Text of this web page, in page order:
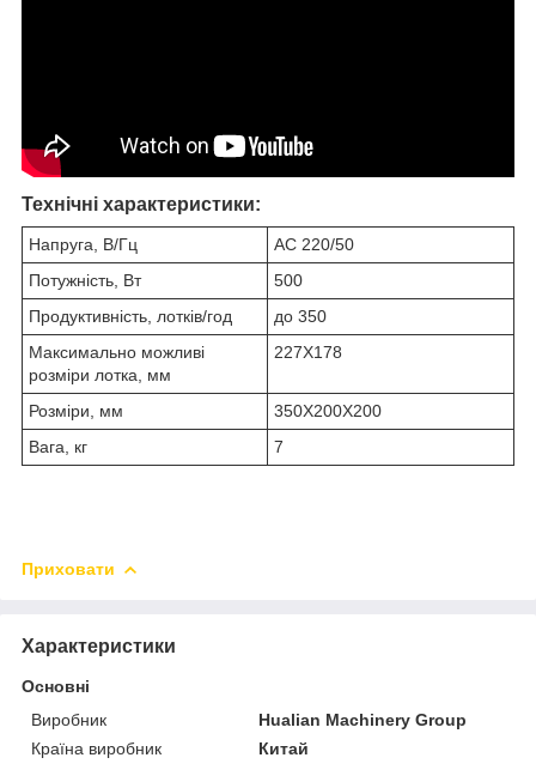
Технічні характеристики:
Напруга, В/Гц
AC 220/50
Потужність, Вт
500
Продуктивність, лотків/год
до 350
Максимально можливі
розміри лотка, мм
227X178
Розміри, мм
350X200X200
Вага, кг
7
Приховати
Характеристики
Основні
Виробник
Hualian Machinery Group
Країна виробник
Китай